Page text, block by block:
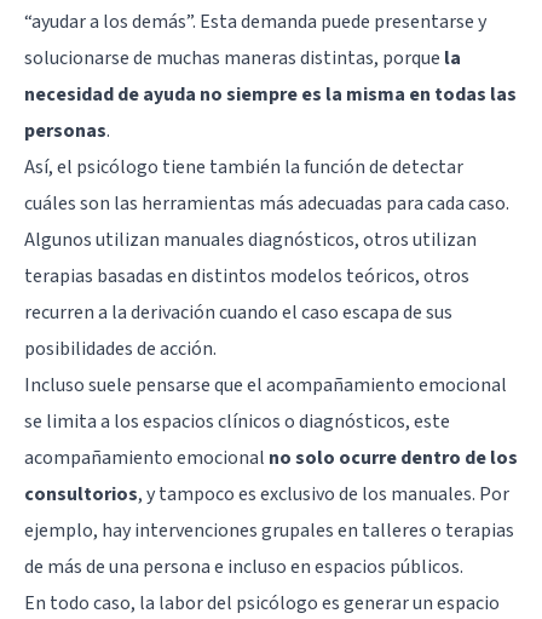
“ayudar a los demás”. Esta demanda puede presentarse y
solucionarse de muchas maneras distintas, porque la
necesidad de ayuda no siempre es la misma en todas las
personas.
Así, el psicólogo tiene también la función de detectar
cuáles son las herramientas más adecuadas para cada caso.
Algunos utilizan manuales diagnósticos, otros utilizan
terapias basadas en distintos modelos teóricos, otros
recurren a la derivación cuando el caso escapa de sus
posibilidades de acción.
Incluso suele pensarse que el acompañamiento emocional
se limita a los espacios clínicos o diagnósticos, este
acompañamiento emocional no solo ocurre dentro de los
consultorios, y tampoco es exclusivo de los manuales. Por
ejemplo, hay intervenciones grupales en talleres o terapias
de más de una persona e incluso en espacios públicos.
En todo caso, la labor del psicólogo es generar un espacio